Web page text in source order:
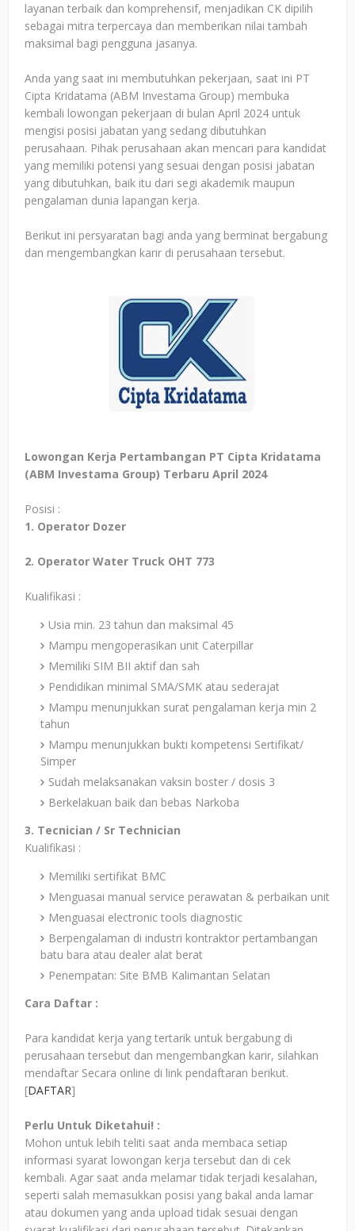
layanan terbaik dan komprehensif, menjadikan CK dipilih
sebagai mitra terpercaya dan memberikan nilai tambah
maksimal bagi pengguna jasanya.
Anda yang saat ini membutuhkan pekerjaan, saat ini PT
Cipta Kridatama (ABM Investama Group) membuka
kembali lowongan pekerjaan di bulan April 2024 untuk
mengisi posisi jabatan yang sedang dibutuhkan
perusahaan. Pihak perusahaan akan mencari para kandidat
yang memiliki potensi yang sesuai dengan posisi jabatan
yang dibutuhkan, baik itu dari segi akademik maupun
pengalaman dunia lapangan kerja.
Berikut ini persyaratan bagi anda yang berminat bergabung
dan mengembangkan karir di perusahaan tersebut.
Lowongan Kerja Pertambangan PT Cipta Kridatama
(ABM Investama Group) Terbaru April 2024
Posisi :
1. Operator Dozer
2. Operator Water Truck OHT 773
Kualifikasi :
Usia min. 23 tahun dan maksimal 45
Mampu mengoperasikan unit Caterpillar
Memiliki SIM BII aktif dan sah
Pendidikan minimal SMA/SMK atau sederajat
Mampu menunjukkan surat pengalaman kerja min 2
tahun
Mampu menunjukkan bukti kompetensi Sertifikat/
Simper
Sudah melaksanakan vaksin boster / dosis 3
Berkelakuan baik dan bebas Narkoba
3. Tecnician / Sr Technician
Kualifikasi :
Memiliki sertifikat BMC
Menguasai manual service perawatan & perbaikan unit
Menguasai electronic tools diagnostic
Berpengalaman di industri kontraktor pertambangan
batu bara atau dealer alat berat
Penempatan: Site BMB Kalimantan Selatan
Cara Daftar :
Para kandidat kerja yang tertarik untuk bergabung di
perusahaan tersebut dan mengembangkan karir, silahkan
mendaftar Secara online di link pendaftaran berikut.
[DAFTAR]
Perlu Untuk Diketahui! :
Mohon untuk lebih teliti saat anda membaca setiap
informasi syarat lowongan kerja tersebut dan di cek
kembali. Agar saat anda melamar tidak terjadi kesalahan,
seperti salah memasukkan posisi yang bakal anda lamar
atau dokumen yang anda upload tidak sesuai dengan